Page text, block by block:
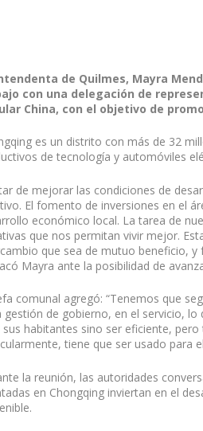
de Quilmes, Mayra
con una delegación de
China, con el objetivo de
es un distrito con más de 32
de tecnología y automóviles
de mejorar las condiciones de
El fomento de inversiones en el
económico local. La tarea de
que nos permitan vivir mejor.
que sea de mutuo beneficio,
Mayra ante la posibilidad de
comunal agregó: “Tenemos que
gestión de gobierno, en el servicio,
sus habitantes sino ser eficiente,
tiene que ser usado para
la reunión, las autoridades
en Chongqing inviertan en el